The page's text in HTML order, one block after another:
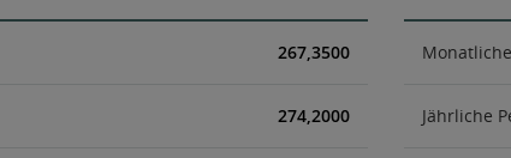
267,3500
274,2000 Jährliche